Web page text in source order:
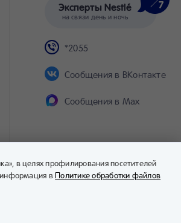
Эксперты Nestlé
на связи день и ночь
*2055
Сообщения в ВКонтакте
Сообщения в Max
в целях профилирования посетителей
информация вПолитике обработки файлов